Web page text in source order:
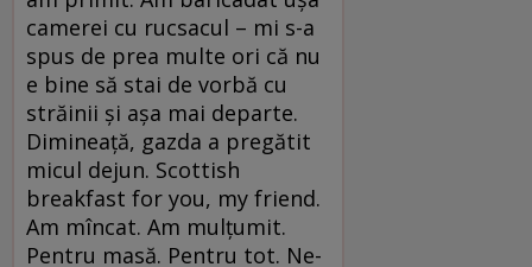
camerei cu rucsacul – mi s-a
spus de prea multe ori că nu
e bine să stai de vorbă cu
străinii și așa mai departe.
Dimineață, gazda a pregătit
micul dejun. Scottish
breakfast for you, my friend.
Am mîncat. Am mulțumit.
Pentru masă. Pentru tot. Ne-